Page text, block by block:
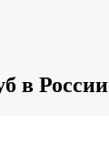
в России